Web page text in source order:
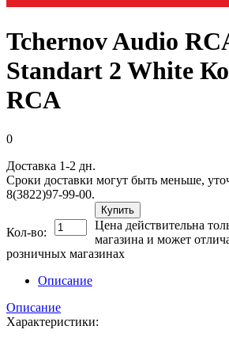
Tchernov Audio
Standart 2 White
RCA
0
Доставка 1-2 дн.
Сроки доставки могут быть меньше,
8(3822)97-99-00.
Кол-во:
Купить
Цена действительна
магазина и может
розничных магазинах
Описание
Описание
Характеристики: